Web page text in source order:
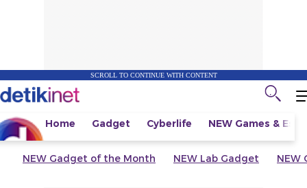
SCROLL TO CONTINUE WITH CONTENT
Home Gadget Cyberlife NEW Games &
NEW Gadget of the Month NEW Lab Gadget NEW